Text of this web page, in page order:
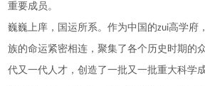
重要成员。
巍巍上庠，国运所系。作为中国的zui高学府
族的命运紧密相连，聚集了各个历史时期的
代又一代人才，创造了一批又一批重大科学